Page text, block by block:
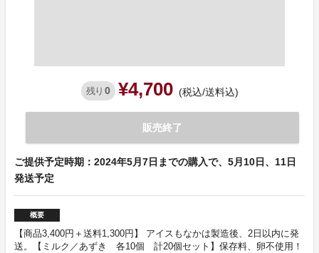
残り 0 ¥4,700 (税込/送料込)
販売終了
ご提供予定時期：2024年5月7日までの購入で、5月10日、11日
発送予定
概要
【商品3,400円＋送料1,300円】 アイスもなかは製造後、2日以内に発
送。【ミルク／あずき 各10個 計20個セット】保存料、卵不使用！